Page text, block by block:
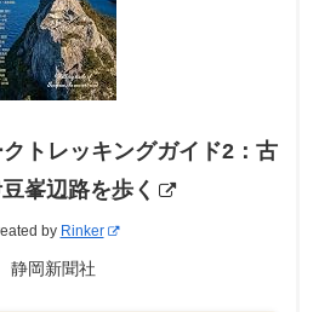
トレッキングガイド2：古
峯辺路を歩く
by Rinker
静岡新聞社